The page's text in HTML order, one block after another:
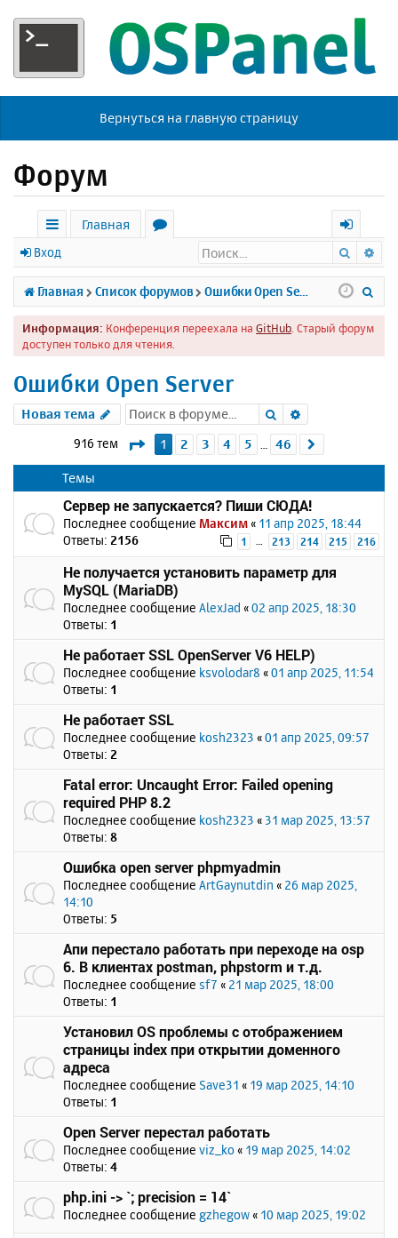
Вернуться на главную страницу
Форум
с
ы
л
к
Главная
р
у
м
х
о
д
Вход Поиск
Главная Список форумов
Информация: Конференция переехала на GitHub . Старый форум
доступен только для чтения.
Ошибки Open Server
Новая тема Поиск
916 тем Страница1 из 46
1 2 3 4 5 46
Темы
Сервер не запускается? Пиши СЮДА!
Последнее сообщение Максим « 11 апр 2025, 18:44
Ответы: 2156 1 … 213 214 215 216
Не получается установить параметр для
MySQL (MariaDB)
Последнее сообщение AlexJad «02 апр 2025, 18:30
Ответы: 1
Не работает SSL OpenServer V6 HELP)
Последнее сообщение ksvolodar8 «01 апр 2025, 11:54
Ответы: 1
Не работает SSL
Последнее сообщение kosh2323 «01 апр 2025, 09:57
Ответы: 2
Fatal error: Uncaught Error: Failed opening
required PHP 8.2
Последнее сообщение kosh2323 « 31 мар 2025, 13:57
Ответы: 8
Ошибка open server phpmyadmin
Последнее сообщение ArtGaynutdin « 26 мар 2025,
14:10
Ответы: 5
Апи перестало работать при переходе на osp
6. В клиентах postman, phpstorm и т.д.
Последнее сообщение sf7 « 21 мар 2025, 18:00
Ответы: 1
Установил OS проблемы с отображением
страницы index при открытии доменного
адреса
Последнее сообщение Save31 « 19 мар 2025, 14:10
Ответы: 1
Open Server перестал работать
Последнее сообщение viz_ko « 19 мар 2025, 14:02
Ответы: 4
php.ini -> `; precision = 14`
Последнее сообщение gzhegow « 10 мар 2025, 19:02